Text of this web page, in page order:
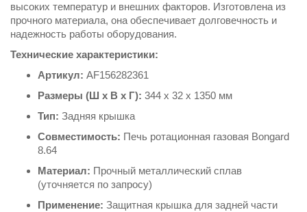
высоких температур и внешних факторов. Изготовлена из
прочного материала, она обеспечивает долговечность и
надежность работы оборудования.
Технические характеристики:
Артикул: AF156282361
Размеры (Ш х В х Г): 344 х 32 х 1350 мм
Тип: Задняя крышка
Совместимость: Печь ротационная газовая Bongard
8.64
Материал: Прочный металлический сплав
(уточняется по запросу)
Применение: Защитная крышка для задней части